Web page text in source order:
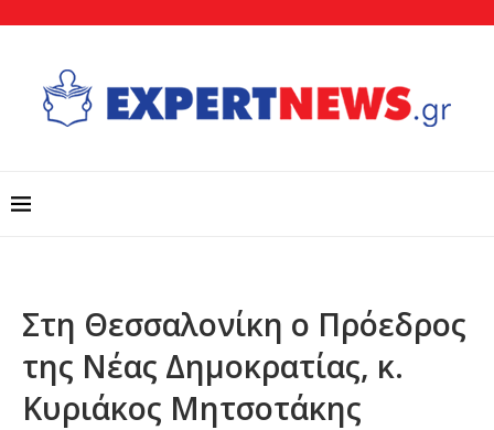
Στη Θεσσαλονίκη ο Πρόεδρος
της Νέας Δημοκρατίας, κ.
Κυριάκος Μητσοτάκης